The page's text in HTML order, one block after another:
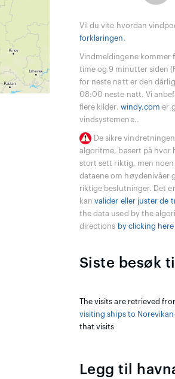
Vil du vite hvordan
forklaringen .
Vindmeldingene kommer
time og 9 minutter siden
for neste natt er den
08:00 neste natt. Vi
flere kilder. windy.com er
vindsystemene..
De sikre
algoritme, basert på hvor
stort sett riktig, men
dataene om høydenivåer
riktige beslutninger. Det
kanvalider eller juster de
the data used by the
directions by clicking here
Siste besøk
The visits are retrieved
visiting ships to
that visits
Legg til